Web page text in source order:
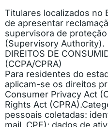
Titulares localizados no
de apresentar
supervisora de
(Supervisory Authority).
DIREITOS DE
(CCPA/CPRA)
Para residentes do
aplicam-se os direitos
Consumer Privacy Act
Rights Act (CPRA).
pessoais coletadas:
mail, CPF); dados de